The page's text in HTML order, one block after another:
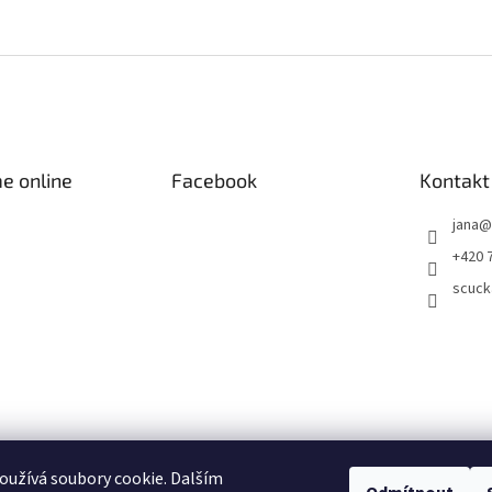
soubory cookie. Dalším
online
Facebook Kontakt
jana@
+420